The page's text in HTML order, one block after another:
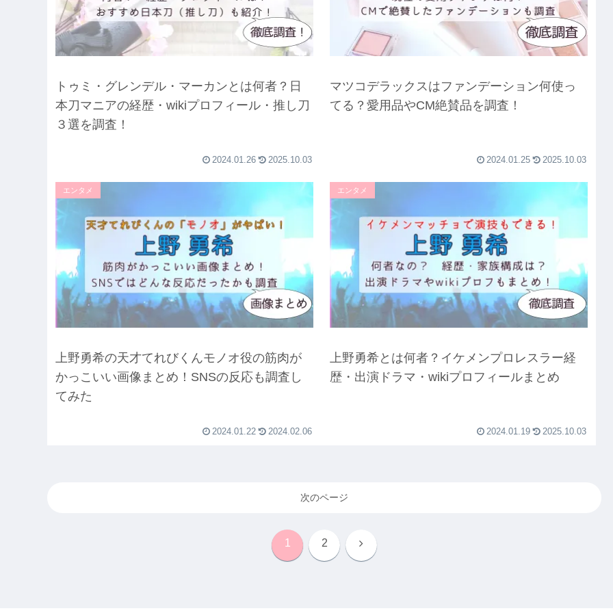
トゥミ・グレンデル・マーカンとは何者？日
本刀マニアの経歴・wikiプロフィール・推し刀
３選を調査！
2024.01.26 2025.10.03
マツコデラックスはファンデーション何使っ
てる？愛用品やCM絶賛品を調査！
2024.01.25 2025.10.03
エンタメ
上野勇希の天才てれびくんモノオ役の筋肉が
かっこいい画像まとめ！SNSの反応も調査し
てみた
2024.01.22 2024.02.06
エンタメ
上野勇希とは何者？イケメンプロレスラー経
歴・出演ドラマ・wikiプロフィールまとめ
2024.01.19 2025.10.03
次のページ
1 2 次